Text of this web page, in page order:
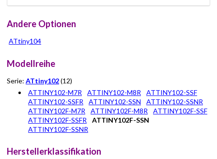
Andere Optionen
ATtiny104
Modellreihe
Serie: ATtiny102(12)
ATTINY102-M7R
ATTINY102-M8R
ATTINY102-SSF
ATTINY102-SSFR
ATTINY102-SSN
ATTINY102-SSNR
ATTINY102F-M7R
ATTINY102F-M8R
ATTINY102F-SSF
ATTINY102F-SSFR
ATTINY102F-SSN
ATTINY102F-SSNR
Herstellerklassifikation